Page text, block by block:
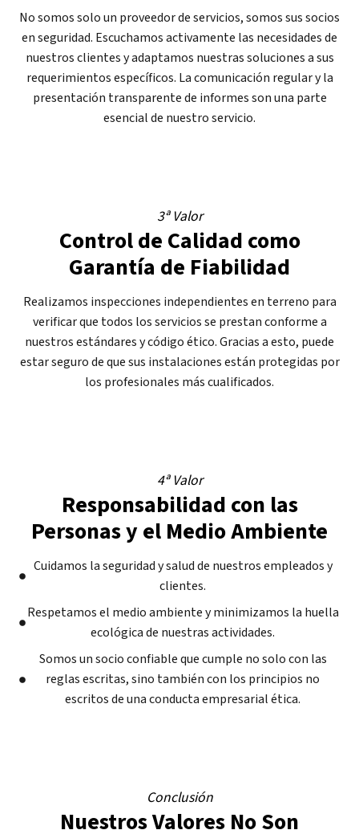
No somos solo un proveedor de servicios, somos sus socios
en seguridad. Escuchamos activamente las necesidades de
nuestros clientes y adaptamos nuestras soluciones a sus
requerimientos específicos. La comunicación regular y la
presentación transparente de informes son una parte
esencial de nuestro servicio.
3ª Valor
Control de Calidad como
Garantía de Fiabilidad
Realizamos inspecciones independientes en terreno para
verificar que todos los servicios se prestan conforme a
nuestros estándares y código ético. Gracias a esto, puede
estar seguro de que sus instalaciones están protegidas por
los profesionales más cualificados.
4ª Valor
Responsabilidad con las
Personas y el Medio Ambiente
Cuidamos la seguridad y salud de nuestros empleados y
clientes.
Respetamos el medio ambiente y minimizamos la huella
ecológica de nuestras actividades.
Somos un socio confiable que cumple no solo con las
reglas escritas, sino también con los principios no
escritos de una conducta empresarial ética.
Conclusión
Nuestros Valores No Son